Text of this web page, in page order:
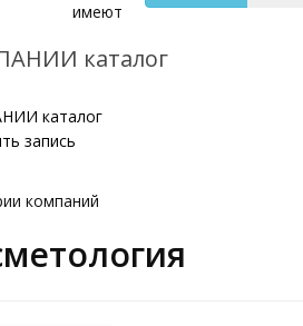
имеют
каталог
каталог
запись
компаний